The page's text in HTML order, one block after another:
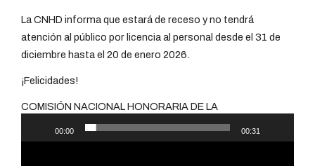
La CNHD informa que estará de receso y no tendrá
atención al público por licencia al personal desde el 31 de
diciembre hasta el 20 de enero 2026.
¡Felicidades!
COMISIÓN NACIONAL HONORARIA DE LA
DISCAPACIDAD
00:00 00:31